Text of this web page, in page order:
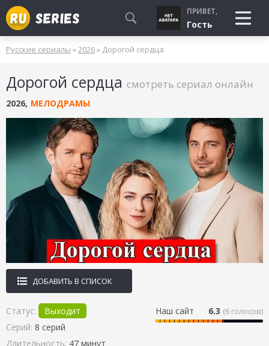
СМОТРЮ
БУДУ СМОТРЕТЬ
УЖЕ СМОТРЕЛ
ПРИВЕТ,
Гость
Русские сериалы »2026» Дорогой сердца
Дорогой сердца смотреть сериал онлайн
2026, МЕЛОДРАМЫ
ДОБАВИТЬ В СПИСОК
Наш сайт 6.3 (6 голосов)
Статус:
Выходит
Серий: 8 серий
Длительность: 47 минут